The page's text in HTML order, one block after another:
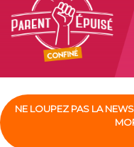
NE LOUPEZ PAS LA